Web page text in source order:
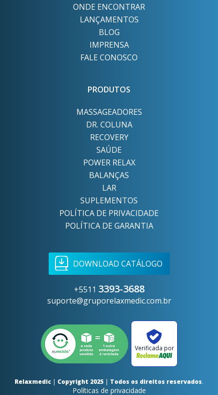
ONDE ENCONTRAR
LANÇAMENTOS
BLOG
IMPRENSA
FALE CONOSCO
PRODUTOS
MASSAGEADORES
DR. COLUNA
RECOVERY
SAÚDE
POWER RELAX
BALANÇAS
LAR
SUPLEMENTOS
POLÍTICA DE PRIVACIDADE
POLÍTICA DE GARANTIA
DOWNLOAD CATÁLOGO
+5511 3393-3688
suporte@gruporelaxmedic.com.br
Verificada por
Relaxmedic | Copyright 2025 | Todos os direitos reservados.
Políticas de privacidade